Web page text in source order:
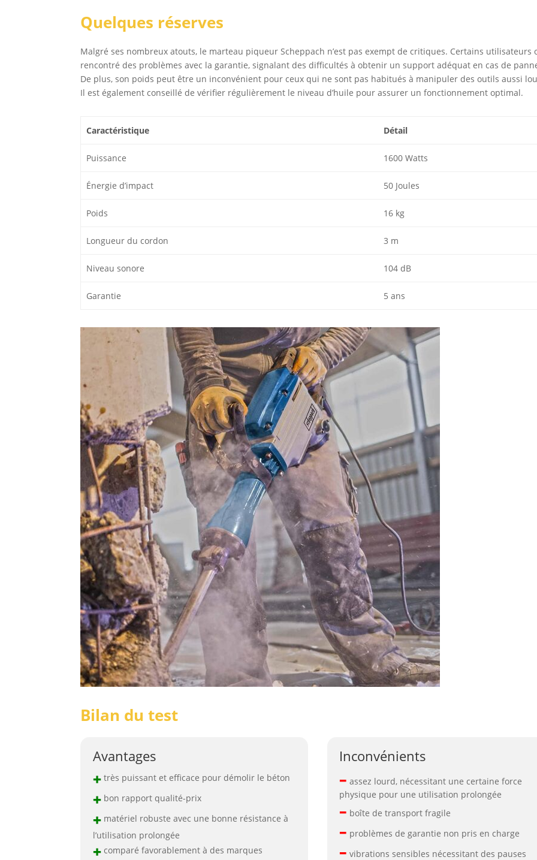
Quelques réserves
Malgré ses nombreux atouts, le marteau piqueur Scheppach n’est pas exempt de critiques. Certains utilisateurs
rencontré des problèmes avec la garantie, signalant des difficultés à obtenir un support adéquat en cas de
De plus, son poids peut être un inconvénient pour ceux qui ne sont pas habitués à manipuler des outils aussi
Il est également conseillé de vérifier régulièrement le niveau d’huile pour assurer un fonctionnement optimal.
Caractéristique Détail
Puissance 1600 Watts
Énergie d’impact 50 Joules
Poids 16 kg
Longueur du cordon 3 m
Niveau sonore 104 dB
Garantie 5 ans
Bilan du test
Avantages
+très puissant et efficace pour démolir le béton
+bon rapport qualité-prix
+matériel robuste avec une bonne résistance à
l’utilisation prolongée
+comparé favorablement à des marques
Inconvénients
– assez lourd, nécessitant une certaine force
physique pour une utilisation prolongée
– boîte de transport fragile
– problèmes de garantie non pris en charge
– vibrations sensibles nécessitant des pauses